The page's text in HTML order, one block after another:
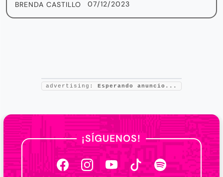
BRENDA CASTILLO 07/12/2023
advertising: Esperando anuncio...
¡SÍGUENOS!